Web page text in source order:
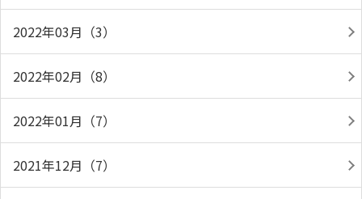
2022年03月（3）
2022年02月（8）
2022年01月（7）
2021年12月（7）